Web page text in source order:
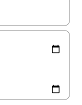
explore-os